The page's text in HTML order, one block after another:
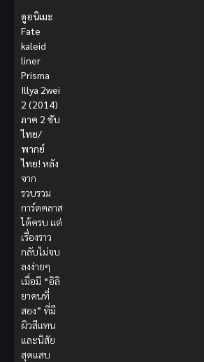
ดูอนิเมะ
Fate
kaleid
liner
Prisma
Illya 2wei
2 (2014)
ภาค 2 ซับ
ไทย/
พากย์
ไทย! หลัง
จาก
รวบรวม
การ์ดคลาส
ได้ครบ แต่
เรื่องราว
กลับไม่จบ
ลงง่ายๆ
เมื่อมี “อิลิ
ยาคนที่
สอง” ที่มี
ผิวสีแทน
และนิสัย
สุดแสบ